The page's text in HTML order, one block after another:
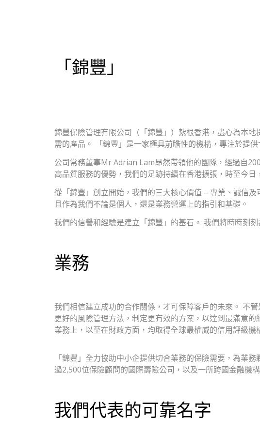
「錦豐」
錦豐保險管理有限公司（「錦豐」）紮根香港，盡心為本
需的產品。 「錦豐」是一家極具前瞻性的機構，專注於提
公司常務董事Mr Adrian Lam昂然帶領他的團隊，經過自
高品質服務的優勢，我們的足跡持續在香港擴張，時至今
從「錦豐」創立開始，我們的三大核心價值 – 專業、誠信
且作為我們不論是個人，還是業務營運上的指引和基礎。
我們的信譽和經驗是建立「錦豐」的基石。 我們將時時刻
業務
我們相信建立成功的合作關係，才可保障客戶的未來。 不
更好的風險管理方法，制定更有效的方案，以達到最滿意
業務上，以至在財政方面，均取得全球最權威的信用評級機
「錦豐」全力協助中小企提供切合業務的保險需要，為業
過2,500位保險顧問的國際壽險公司，以及一所跨國金融機
我們代表的可靠名字